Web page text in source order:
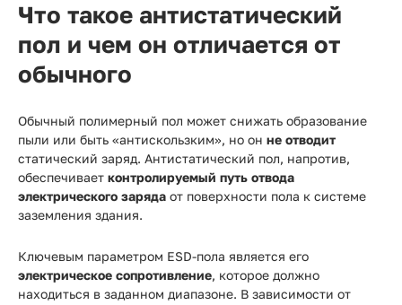
Что такое антистатический
пол и чем он отличается от
обычного
Обычный полимерный пол может снижать образование
пыли или быть «антискользким», но он не отводит
статический заряд. Антистатический пол, напротив,
обеспечивает контролируемый путь отвода
электрического заряда от поверхности пола к системе
заземления здания.
Ключевым параметром ESD-пола является его
электрическое сопротивление, которое должно
находиться в заданном диапазоне. В зависимости от